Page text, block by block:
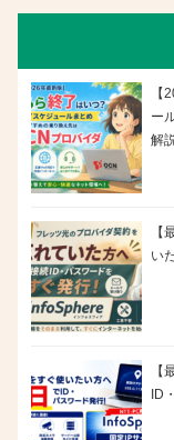
【
ー
解
【
い
【
ID